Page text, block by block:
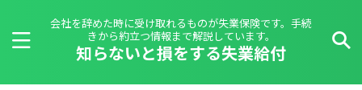
会社を辞めた時に受け取れるものが失業保険です。手続
きから約立つ情報まで解説しています。
知らないと損をする失業給付